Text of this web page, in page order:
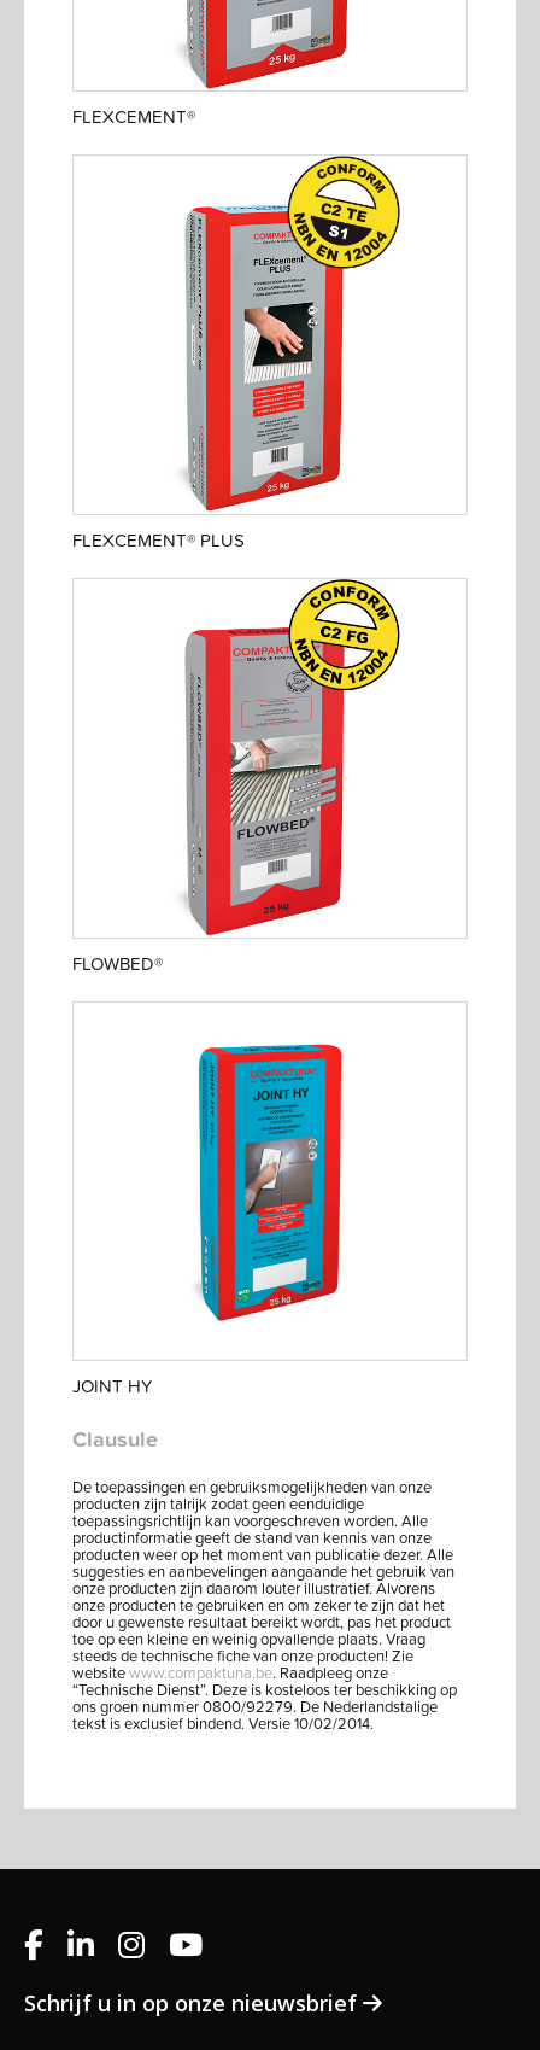
FLEXCEMENT®
FLEXCEMENT® PLUS
FLOWBED®
JOINT HY
Clausule
De toepassingen en gebruiksmogelijkheden van onze
producten zijn talrijk zodat geen eenduidige
toepassingsrichtlijn kan voorgeschreven worden. Alle
productinformatie geeft de stand van kennis van onze
producten weer op het moment van publicatie dezer. Alle
suggesties en aanbevelingen aangaande het gebruik van
onze producten zijn daarom louter illustratief. Alvorens
onze producten te gebruiken en om zeker te zijn dat het
door u gewenste resultaat bereikt wordt, pas het product
toe op een kleine en weinig opvallende plaats. Vraag
steeds de technische fiche van onze producten! Zie
websitewww.compaktuna.be. Raadpleeg onze
“Technische Dienst”. Deze is kosteloos ter beschikking op
ons groen nummer 0800/92279. De Nederlandstalige
tekst is exclusief bindend. Versie 10/02/2014.
Schrijf u in op onze nieuwsbrief